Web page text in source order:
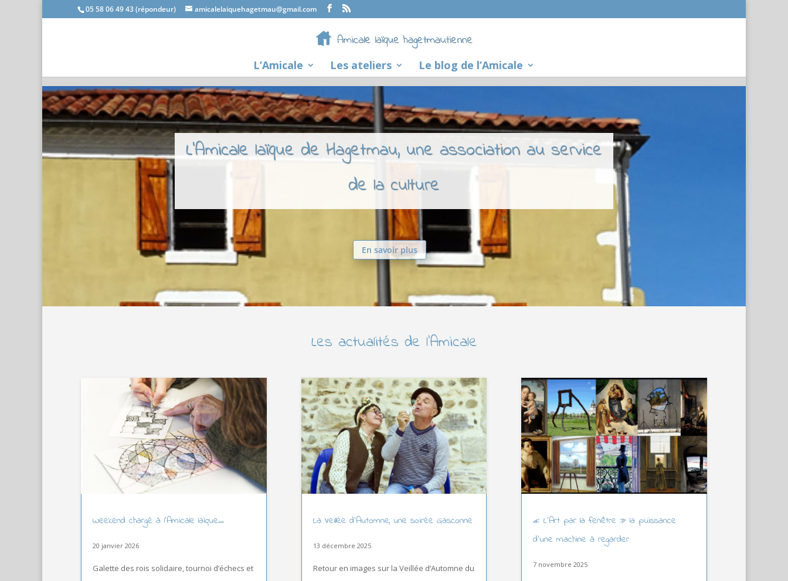
05 58 06 49 43 (répondeur) amicalelaiquehagetmau@gmail.com
L’Amicale Les ateliers Le blog de l’Amicale
L'Amicale laïque de Hagetmau, une association au service
de la culture
En savoir plus
Les actualités de l’Amicale
Weekend chargé à l’Amicale laïque…
20 janvier 2026
Galette des rois solidaire, tournoi d’échecs et
La Veillée d’Automne, une soirée Gasconne
13 décembre 2025
Retour en images sur la Veillée d’Automne du
« L’Art par la fenêtre » la puissance
d’une machine à regarder
7 novembre 2025